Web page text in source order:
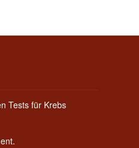
Tests für Krebs